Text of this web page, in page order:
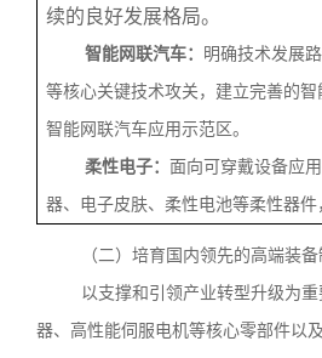
续的良好发展格局。
智能网联汽车： 明确技术发展
等核心关键技术攻关，建立完善的
智能网联汽车应用示范区。
柔性电子： 面向可穿戴设备应
器、电子皮肤、柔性电池等柔性器
（二）培育国内领先的高端装备
以支撑和引领产业转型升级为
器、高性能伺服电机等核心零部件以